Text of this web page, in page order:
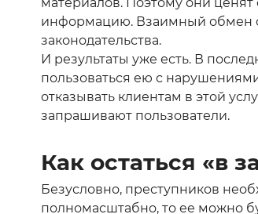
информацию. Взаимный обмен
законодательства.
И результаты уже есть. В
пользоваться ею с
отказывать клиентам в этой
запрашивают пользователи.
Как остаться «в
Безусловно, преступников
полномасштабно, то ее можно